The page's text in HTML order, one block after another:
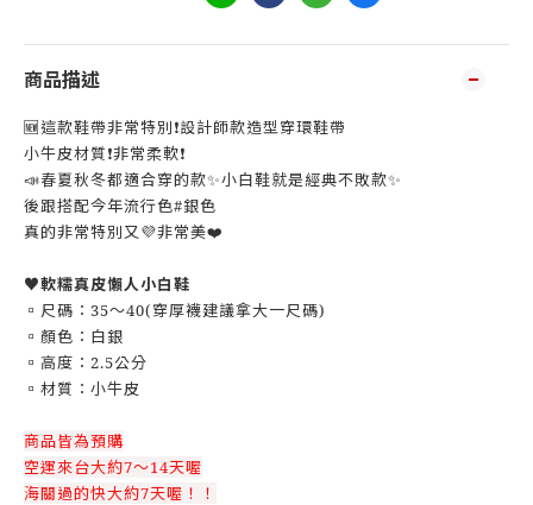
商品描述
🆕這款鞋帶非常特別❗設計師款造型穿環鞋帶
小牛皮材質❗非常柔軟❗
📣春夏秋冬都適合穿的款✨小白鞋就是經典不敗款✨
後跟搭配今年流行色#銀色
真的非常特別又💜非常美❤️
♥️軟糯真皮懶人小白鞋
▫️尺碼：35～40(穿厚襪建議拿大一尺碼)
▫️顏色：白銀
▫️高度：2.5公分
▫️材質：小牛皮
商品皆為預購
空運來台大約7～14天喔
海關過的快大約7天喔！！